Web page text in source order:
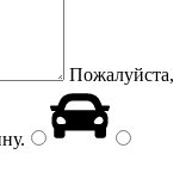
Пожалуйста,
.